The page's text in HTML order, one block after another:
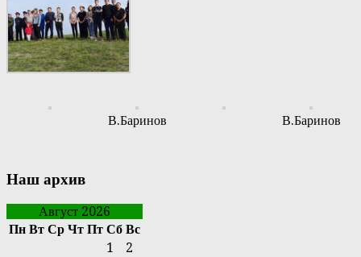
В.Баринов В.Баринов
Наш архив
Август 2026
Пн Вт Ср Чт Пт Сб Вс
1
2